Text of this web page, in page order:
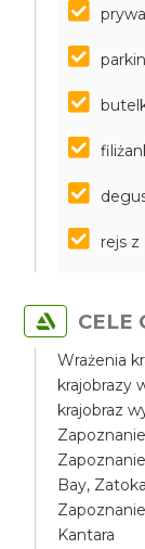
rejs z
CELE
Wrażenia
krajobrazy
krajobraz
Bay,
Kantara